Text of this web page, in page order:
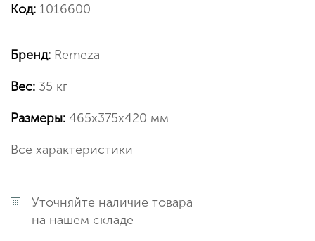
Код: 1016600
Бренд: Remeza
Вес: 35 кг
Размеры: 465х375х420 мм
Все характеристики
Уточняйте наличие товара
на нашем складе